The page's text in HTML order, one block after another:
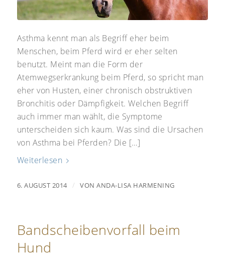
Asthma kennt man als Begriff eher beim
Menschen, beim Pferd wird er eher selten
benutzt. Meint man die Form der
Atemwegserkrankung beim Pferd, so spricht man
eher von Husten, einer chronisch obstruktiven
Bronchitis oder Dämpfigkeit. Welchen Begriff
auch immer man wählt, die Symptome
unterscheiden sich kaum. Was sind die Ursachen
von Asthma bei Pferden? Die […]
Weiterlesen
6. AUGUST 2014 / VONANDA-LISA HARMENING
Bandscheibenvorfall beim
Hund